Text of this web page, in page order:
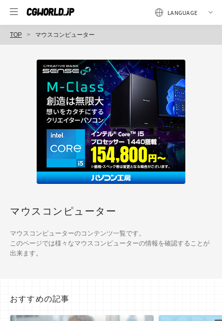
TOP マウスコンピューター
マウスコンピューター
マウスコンピューターのコンテンツ一覧です。
このページでは様々なマウスコンピューターの情報を確認することが
出来ます。
おすすめの記事